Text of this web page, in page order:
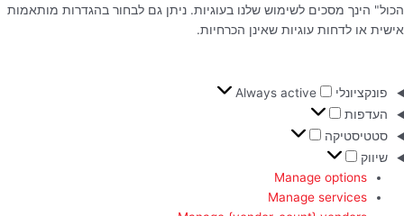
הכול" הינך מסכים לשימוש שלנו בעוגיות. ניתן גם לבחור בהגדרות מותאמות
אישית או לדחות עוגיות שאינן הכרחיות.
פונקציונלי
Always active
העדפות
סטטיסטיקה
שיווק
Manage options
Manage services